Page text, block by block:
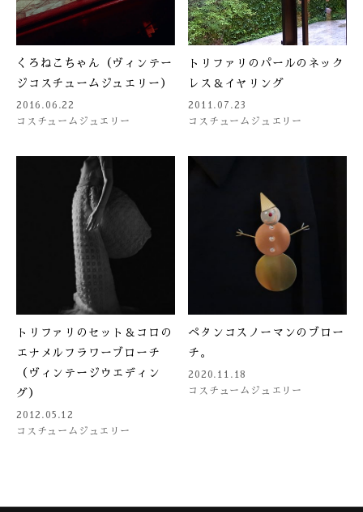
くろねこちゃん（ヴィンテー
ジコスチュームジュエリー）
2016.06.22
コスチュームジュエリー
トリファリのパールのネック
レス＆イヤリング
2011.07.23
コスチュームジュエリー
トリファリのセット＆コロの
エナメルフラワーブローチ
（ヴィンテージウエディン
グ）
2012.05.12
コスチュームジュエリー
ペタンコスノーマンのブロー
チ。
2020.11.18
コスチュームジュエリー